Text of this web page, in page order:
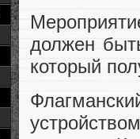
должен
который